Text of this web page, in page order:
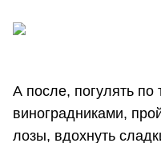
А после, погулять по
виноградниками,
лозы, вдохнуть